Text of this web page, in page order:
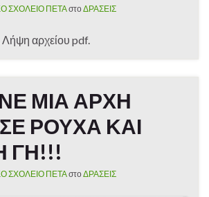
ΣΧΟΛΕΙΟ ΠΕΤΑστο ΔΡΑΣΕΙΣ
αρχείου pdf.
ΜΙΑ ΑΡΧΗ
ΡΟΥΧΑ ΚΑΙ
ΓΗ!!!
ΣΧΟΛΕΙΟ ΠΕΤΑστο ΔΡΑΣΕΙΣ